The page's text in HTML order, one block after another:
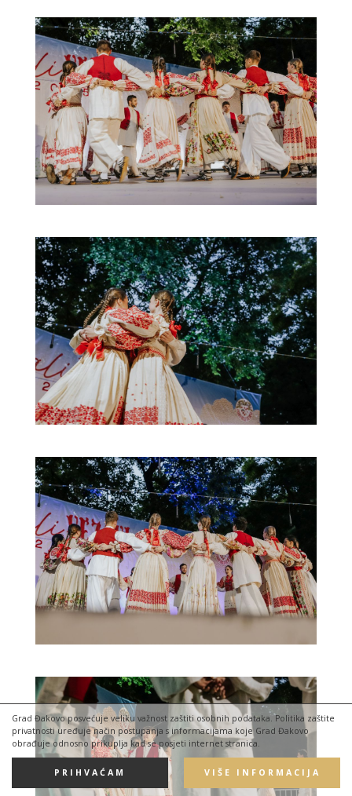
Grad Đakovo posvećuje veliku važnost zaštiti osobnih podataka. Politika zaštite
privatnosti uređuje način postupanja s informacijama koje Grad Đakovo
obrađuje odnosno prikuplja kad se posjeti internet stranica.
PRIHVAĆAM VIŠE INFORMACIJA